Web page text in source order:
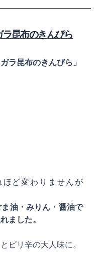
昆布のきんぴら
ガラ昆布のきんぴら」
ほど変わりませんが
油・みりん・醤油で
ました。
ピリ辛の大人味に。